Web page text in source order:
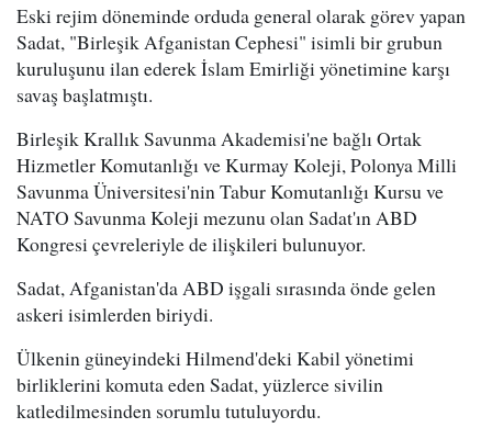
Eski rejim döneminde orduda general olarak görev yapan
Sadat, "Birleşik Afganistan Cephesi" isimli bir grubun
kuruluşunu ilan ederek İslam Emirliği yönetimine karşı
savaş başlatmıştı.
Birleşik Krallık Savunma Akademisi'ne bağlı Ortak
Hizmetler Komutanlığı ve Kurmay Koleji, Polonya Milli
Savunma Üniversitesi'nin Tabur Komutanlığı Kursu ve
NATO Savunma Koleji mezunu olan Sadat'ın ABD
Kongresi çevreleriyle de ilişkileri bulunuyor.
Sadat, Afganistan'da ABD işgali sırasında önde gelen
askeri isimlerden biriydi.
Ülkenin güneyindeki Hilmend'deki Kabil yönetimi
birliklerini komuta eden Sadat, yüzlerce sivilin
katledilmesinden sorumlu tutuluyordu.